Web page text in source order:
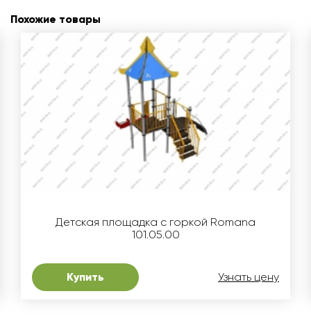
Похожие товары
Детская площадка с горкой Romana
101.05.00
Купить Узнать цену